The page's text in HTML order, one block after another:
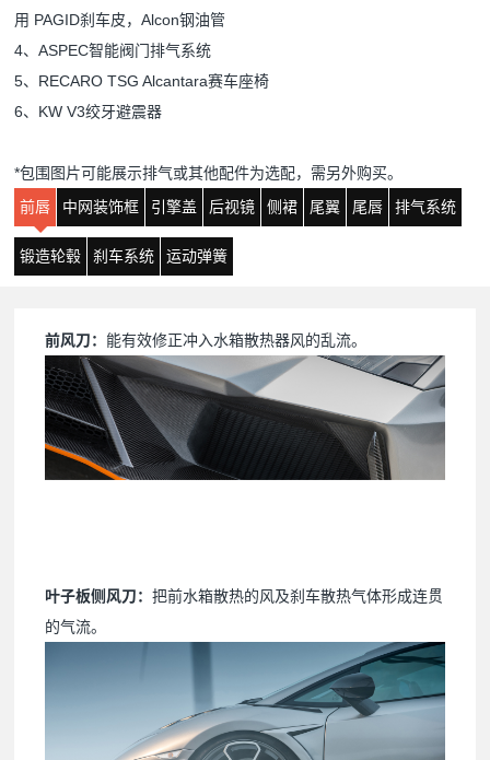
用 PAGID刹车皮，Alcon钢油管
4、ASPEC智能阀门排气系统
5、RECARO TSG Alcantara赛车座椅
6、KW V3绞牙避震器
*包围图片可能展示排气或其他配件为选配，需另外购买。
前唇
中网装饰框 引擎盖 后视镜 侧裙 尾翼 尾唇 排气系统
锻造轮毂 刹车系统 运动弹簧
前风刀： 能有效修正冲入水箱散热器风的乱流。
叶子板侧风刀：把前水箱散热的风及刹车散热气体形成连贯
的气流。